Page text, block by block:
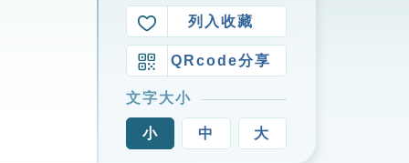
列入收藏
QRcode分享
文字大小
小 中 大